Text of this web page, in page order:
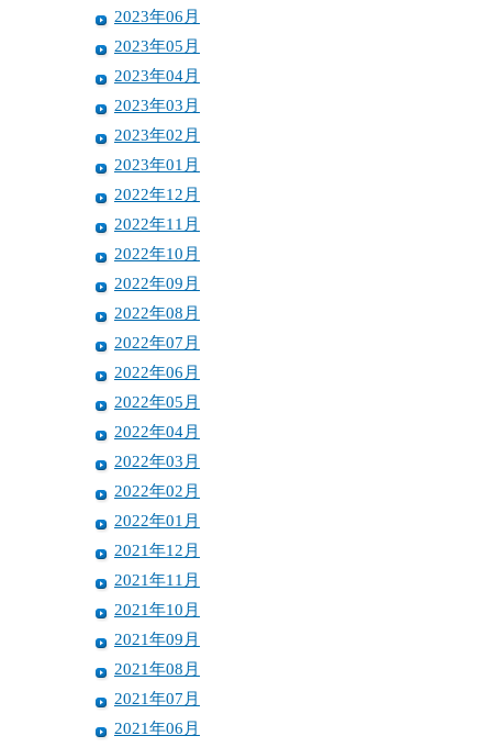
2023年06月
2023年05月
2023年04月
2023年03月
2023年02月
2023年01月
2022年12月
2022年11月
2022年10月
2022年09月
2022年08月
2022年07月
2022年06月
2022年05月
2022年04月
2022年03月
2022年02月
2022年01月
2021年12月
2021年11月
2021年10月
2021年09月
2021年08月
2021年07月
2021年06月